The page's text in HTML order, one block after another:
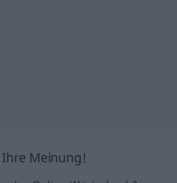
Ihre Meinung!